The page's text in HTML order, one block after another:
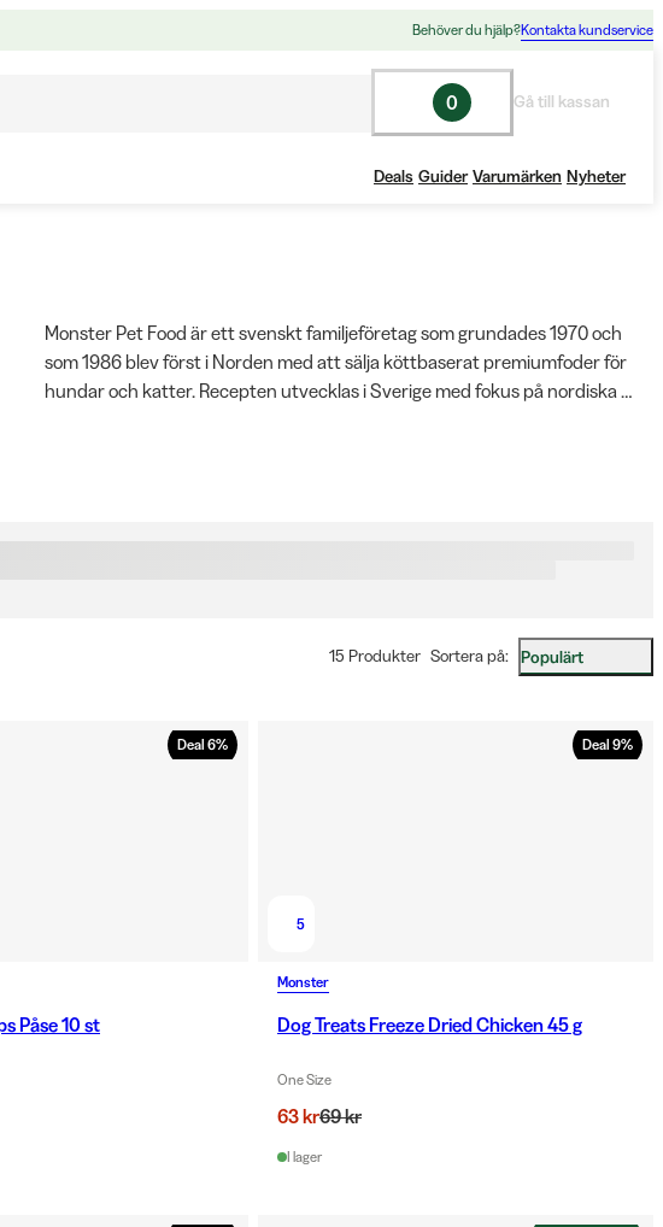
Behöver du hjälp?Kontakta kundservice
0 Gå till kassan
Deals Guider Varumärken Nyheter
Monster Pet Food är ett svenskt familjeföretag som grundades 1970 och
som 1986 blev först i Norden med att sälja köttbaserat premiumfoder för
hundar och katter. Recepten utvecklas i Sverige med fokus på nordiska
dentaltugget efter hundens vikt för bäst effekt.
15 Produkter Sortera på: Populärt
Deal 6%
Påse 10 st
Deal 9%
5
Monster
Dog Treats Freeze Dried Chicken 45 g
One Size
63 kr69 kr
I lager